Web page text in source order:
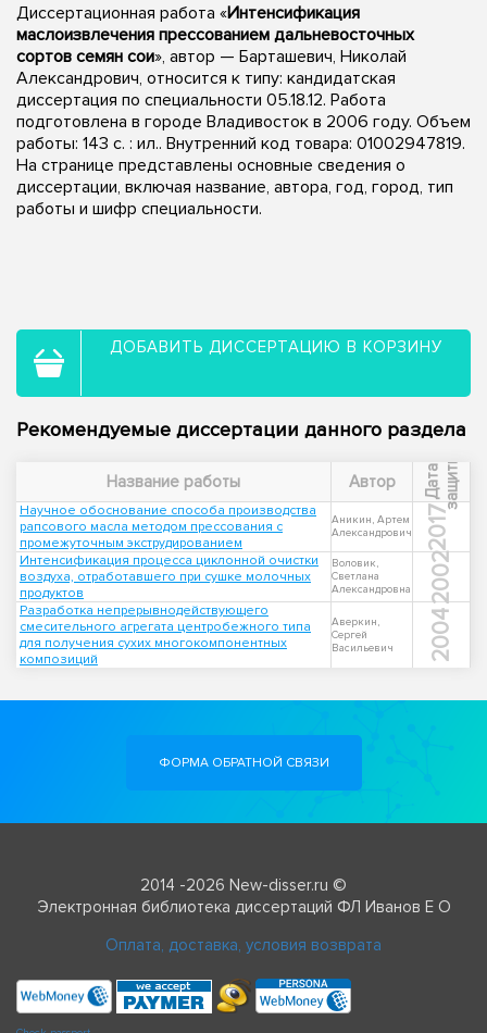
Диссертационная работа «Интенсификация
маслоизвлечения прессованием дальневосточных
сортов семян сои», автор — Барташевич, Николай
Александрович, относится к типу: кандидатская
диссертация по специальности 05.18.12. Работа
подготовлена в городе Владивосток в 2006 году. Объем
работы: 143 с. : ил.. Внутренний код товара: 01002947819.
На странице представлены основные сведения о
диссертации, включая название, автора, год, город, тип
работы и шифр специальности.
ДОБАВИТЬ ДИССЕРТАЦИЮ В КОРЗИНУ
Рекомендуемые диссертации данного раздела
Название работы Автор Д
а
т
а
з
а
щ
и
т ы
Научное обоснование способа производства
рапсового масла методом прессования с
промежуточным экструдированием
Аникин, Артем
Александрович
2017
Интенсификация процесса циклонной очистки
воздуха, отработавшего при сушке молочных
продуктов
Воловик,
Светлана
Александровна
2002
Разработка непрерывнодействующего
смесительного агрегата центробежного типа
для получения сухих многокомпонентных
композиций
Аверкин,
Сергей
Васильевич
2004
ФОРМА ОБРАТНОЙ СВЯЗИ
2014 -2026 New-disser.ru ©
Электронная библиотека диссертаций ФЛ Иванов Е О
Оплата, доставка, условия возврата